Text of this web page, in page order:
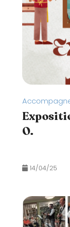
O.
14/04/25